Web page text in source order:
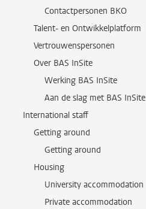
Contactpersonen BKO
Talent- en Ontwikkelplatform
Vertrouwenspersonen
Over BAS InSite
Werking BAS InSite
Aan de slag met BAS InSite
International staff
Getting around
Getting around
Housing
University accommodation
Private accommodation